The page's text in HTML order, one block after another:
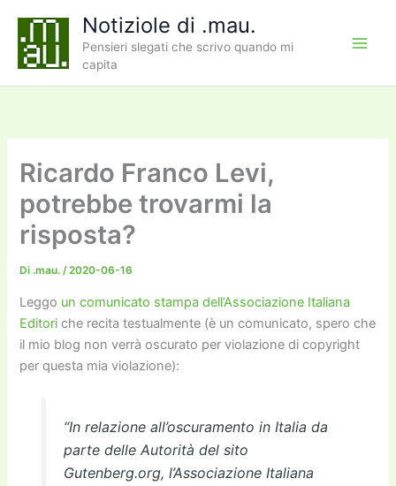
contenuto
Notiziole di .mau.
Pensieri slegati che scrivo quando mi
capita
Ricardo Franco Levi,
potrebbe trovarmi la
risposta?
Di .mau./2020-06-16
Leggo un comunicato stampa dell’Associazione Italiana
Editori che recita testualmente (è un comunicato, spero che
il mio blog non verrà oscurato per violazione di copyright
per questa mia violazione):
“In relazione all’oscuramento in Italia da
parte delle Autorità del sito
Gutenberg.org, l’Associazione Italiana